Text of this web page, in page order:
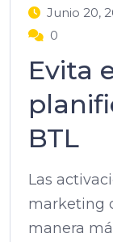
Junio 20,
0
Evita
BTL
Las
marketing
manera